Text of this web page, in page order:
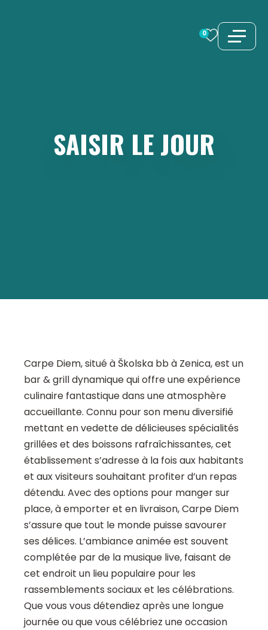
0
SAISIR LEJOUR
Carpe Diem, situé à Školska bb à Zenica, est un
bar & grill dynamique qui offre une expérience
culinaire fantastique dans une atmosphère
accueillante. Connu pour son menu diversifié
mettant en vedette de délicieuses spécialités
grillées et des boissons rafraîchissantes, cet
établissement s’adresse à la fois aux habitants
et aux visiteurs souhaitant profiter d’un repas
détendu. Avec des options pour manger sur
place, à emporter et en livraison, Carpe Diem
s’assure que tout le monde puisse savourer
ses délices. L’ambiance animée est souvent
complétée par de la musique live, faisant de
cet endroit un lieu populaire pour les
rassemblements sociaux et les célébrations.
Que vous vous détendiez après une longue
journée ou que vous célébriez une occasion